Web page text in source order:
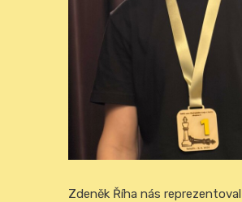
Zdeněk Říha nás reprezentoval